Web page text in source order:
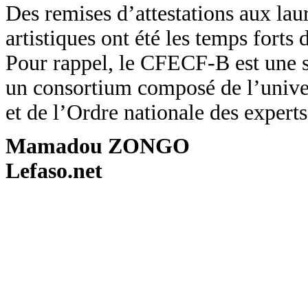
Des remises d’attestations aux
artistiques ont été les temps forts
Pour rappel, le CFECF-B est une
un consortium composé de
et de l’Ordre nationale des
Mamadou ZONGO
Lefaso.net